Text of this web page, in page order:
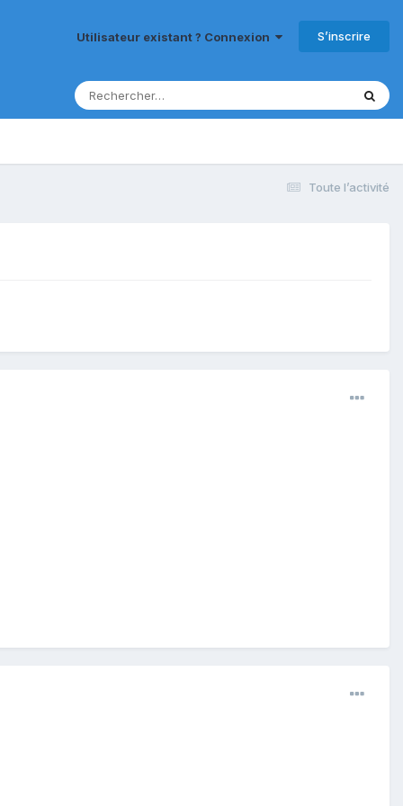
Utilisateur existant ? Connexion S’inscrire
Toute l’activité